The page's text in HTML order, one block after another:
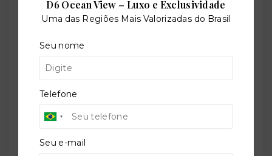
Referência:
O-53407-81749
Perfil:
Residencial
D6 Ocean View – Luxo e Exclusividade
Uma das Regiões Mais Valorizadas do Brasil
Seu nome
Telefone
Seu e-mail